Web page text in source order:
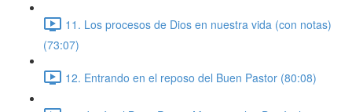
11. Los procesos de Dios en nuestra vida (con notas)
(73:07)
12. Entrando en el reposo del Buen Pastor (80:08)